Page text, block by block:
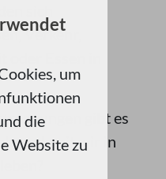
um
die
Website zu
sich
Verkehr,
Essen in
gibt es
damit wir in